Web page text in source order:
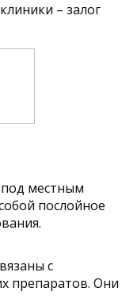
– залог
местным
послойное
с
препаратов. Они